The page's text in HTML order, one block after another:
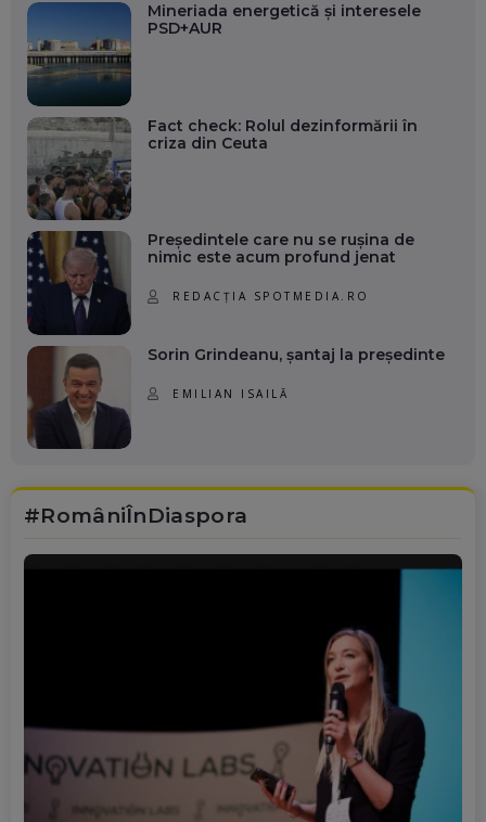
Mineriada energetică și interesele
PSD+AUR
Fact check: Rolul dezinformării în
criza din Ceuta
Președintele care nu se rușina de
nimic este acum profund jenat
REDACȚIA SPOTMEDIA.RO
Sorin Grindeanu, șantaj la președinte
EMILIAN ISAILĂ
#RomâniÎnDiaspora